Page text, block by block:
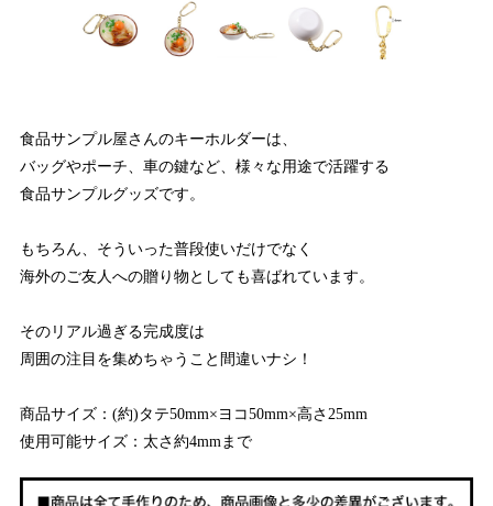
食品サンプル屋さんのキーホルダーは、
バッグやポーチ、車の鍵など、様々な用途で活躍する
食品サンプルグッズです。
もちろん、そういった普段使いだけでなく
海外のご友人への贈り物としても喜ばれています。
そのリアル過ぎる完成度は
周囲の注目を集めちゃうこと間違いナシ！
商品サイズ：(約)タテ50mm×ヨコ50mm×高さ25mm
使用可能サイズ：太さ約4mmまで